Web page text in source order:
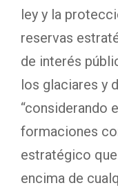
ley y la
reservas
de interés
los glaciares y
“considerando
formaciones
estratégico
encima de